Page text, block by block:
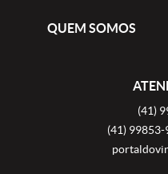
QUEM SOMOS
(41)
(41)99853-